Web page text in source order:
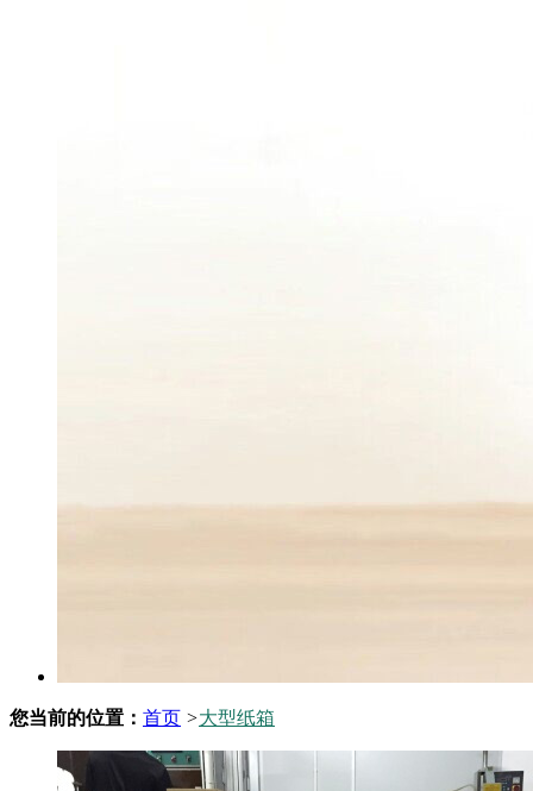
您当前的位置： 首页 >大型纸箱